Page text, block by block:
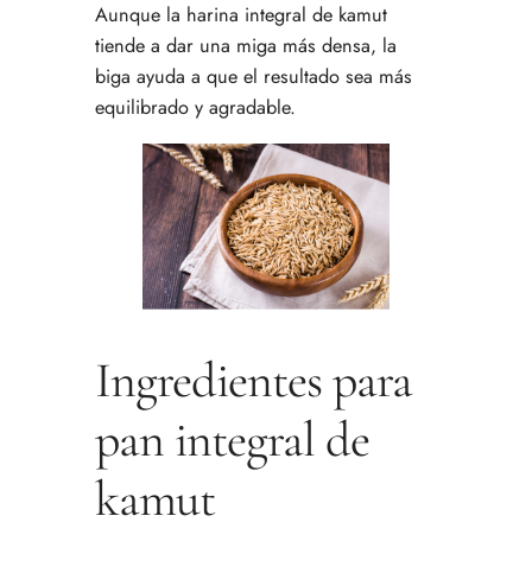
Aunque la harina integral de kamut
tiende a dar una miga más densa, la
biga ayuda a que el resultado sea más
equilibrado y agradable.
Ingredientes para
pan integral de
kamut